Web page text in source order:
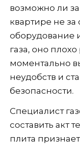
возможно ли
квартире не за
оборудование
газа, оно
моментально
неудобств и
безопасности.
Специалист
составить акт
плита